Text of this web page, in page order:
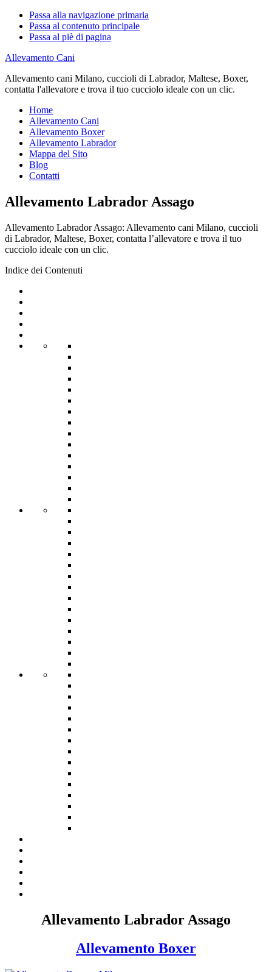
Passa alla navigazione primaria
Passa al contenuto principale
Passa al piè di pagina
Allevamento Cani
Allevamento cani Milano, cuccioli di Labrador, Maltese, Boxer,
contatta l'allevatore e trova il tuo cucciolo ideale con un clic.
Home
Allevamento Cani
Allevamento Boxer
Allevamento Labrador
Mappa del Sito
Blog
Contatti
Allevamento Labrador Assago
Allevamento Labrador Assago: Allevamento cani Milano, cuccioli
di Labrador, Maltese, Boxer, contatta l’allevatore e trova il tuo
cucciolo ideale con un clic.
Indice dei Contenuti
Allevamento Labrador Assago
Allevamento Boxer